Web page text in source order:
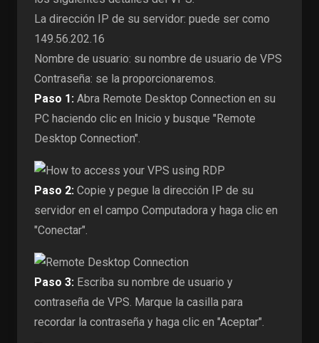
La dirección IP de su servidor: puede ser como
149.56.202.16
Nombre de usuario: su nombre de usuario de VPS
Contraseña: se la proporcionaremos.
Paso 1: Abra Remote Desktop Connection en su
PC haciendo clic en Inicio y busque "Remote
Desktop Connection".
Paso 2: Copie y pegue la dirección IP de su
servidor en el campo Computadora y haga clic en
"Conectar".
Paso 3: Escriba su nombre de usuario y
contraseña de VPS. Marque la casilla para
recordar la contraseña y haga clic en "Aceptar".